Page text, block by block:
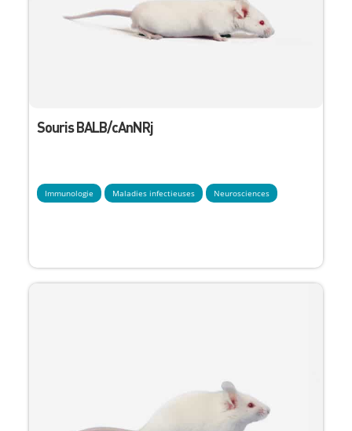
Souris BALB/cAnNRj
Immunologie Maladies infectieuses Neurosciences